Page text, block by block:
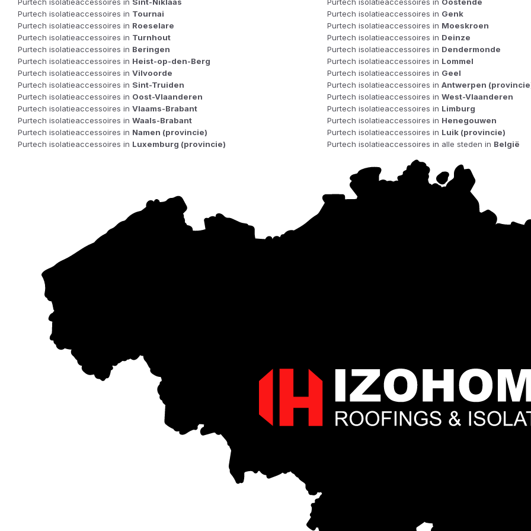
Purtech isolatieaccessoires in Sint-Niklaas Purtech isolatieaccessoires in Oostende
Purtech isolatieaccessoires in Tournai Purtech isolatieaccessoires in Genk
Purtech isolatieaccessoires in Roeselare Purtech isolatieaccessoires in Moeskroen
Purtech isolatieaccessoires in Turnhout Purtech isolatieaccessoires in Deinze
Purtech isolatieaccessoires in Beringen Purtech isolatieaccessoires in Dendermonde
Purtech isolatieaccessoires in Heist-op-den-Berg Purtech isolatieaccessoires in Lommel
Purtech isolatieaccessoires inVilvoorde Purtech isolatieaccessoires in Geel
Purtech isolatieaccessoires in Sint-Truiden Purtech isolatieaccessoires in Antwerpen
Purtech isolatieaccessoires in Oost-Vlaanderen Purtech isolatieaccessoires in West-Vlaanderen
Purtech isolatieaccessoires inVlaams-Brabant Purtech isolatieaccessoires in Limburg
Purtech isolatieaccessoires inWaals-Brabant Purtech isolatieaccessoires in Henegouwen
Purtech isolatieaccessoires in Namen (provincie) Purtech isolatieaccessoires in Luik (provincie)
Purtech isolatieaccessoires in Luxemburg (provincie) Purtech isolatieaccessoires in alle steden in België